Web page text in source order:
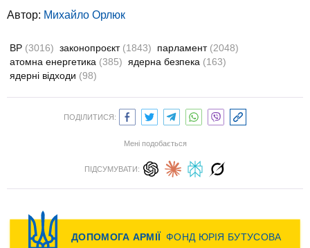
Автор: Михайло Орлюк
ВР (3016) законопроєкт (1843) парламент (2048)
атомна енергетика (385) ядерна безпека (163)
ядерні відходи (98)
ПОДІЛИТИСЯ:
Мені подобається
ПІДСУМУВАТИ: